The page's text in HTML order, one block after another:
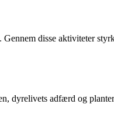
disse aktiviteter
dyrelivets adfærd og